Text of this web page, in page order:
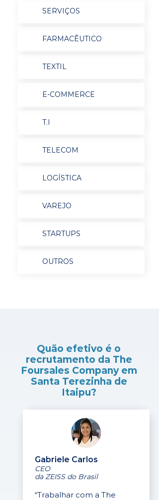
SERVIÇOS
FARMACÊUTICO
TEXTIL
E-COMMERCE
T.I
TELECOM
LOGÍSTICA
VAREJO
STARTUPS
OUTROS
Quão efetivo é o
recrutamento da The
Foursales Company em
Santa Terezinha de
Itaipu?
Gabriele Carlos
CEO
da ZEISS do Brasil
“Trabalhar com a The